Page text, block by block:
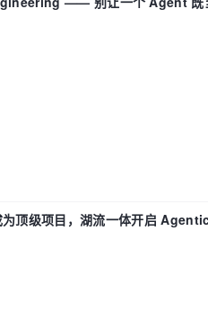
顶级项目，湖流一体开启